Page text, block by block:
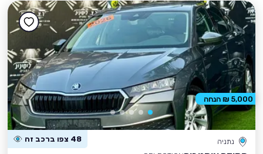
נתניה 48 צפו ברכב זה
5,000 ₪ הנחה